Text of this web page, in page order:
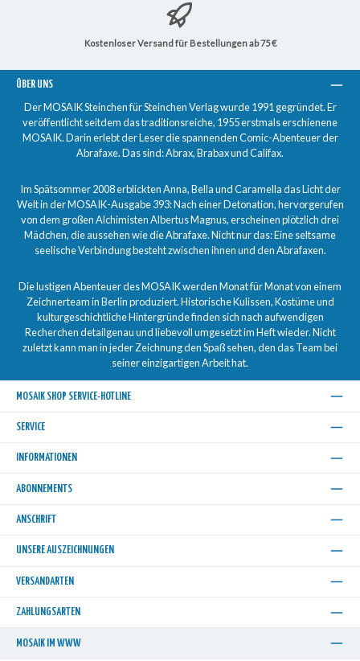
Kostenloser Versand für Bestellungen ab 75 €
ÜBER UNS
Der MOSAIK Steinchen für Steinchen Verlag wurde 1991 gegründet. Er
veröffentlicht seitdem das traditionsreiche, 1955 erstmals erschienene
MOSAIK. Darin erlebt der Leser die spannenden Comic-Abenteuer der
Abrafaxe. Das sind: Abrax, Brabax und Califax.
Im Spätsommer 2008 erblickten Anna, Bella und Caramella das Licht der
Welt in der MOSAIK-Ausgabe 393: Nach einer Detonation, hervorgerufen
von dem großen Alchimisten Albertus Magnus, erscheinen plötzlich drei
Mädchen, die aussehen wie die Abrafaxe. Nicht nur das: Eine seltsame
seelische Verbindung besteht zwischen ihnen und den Abrafaxen.
Die lustigen Abenteuer des MOSAIK werden Monat für Monat von einem
Zeichnerteam in Berlin produziert. Historische Kulissen, Kostüme und
kulturgeschichtliche Hintergründe finden sich nach aufwendigen
Recherchen detailgenau und liebevoll umgesetzt im Heft wieder. Nicht
zuletzt kann man in jeder Zeichnung den Spaß sehen, den das Team bei
seiner einzigartigen Arbeit hat.
MOSAIK SHOP SERVICE-HOTLINE
SERVICE
INFORMATIONEN
ABONNEMENTS
ANSCHRIFT
UNSERE AUSZEICHNUNGEN
VERSANDARTEN
ZAHLUNGSARTEN
MOSAIK IM WWW